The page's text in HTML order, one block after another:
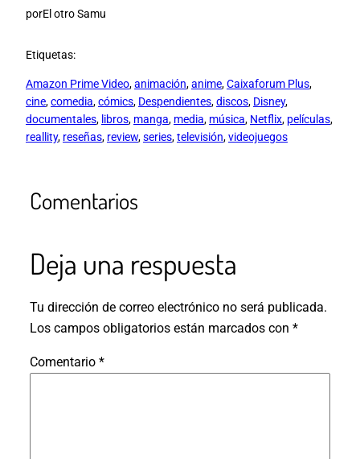
porEl otro Samu
Etiquetas:
Amazon Prime Video, animación, anime, Caixaforum Plus
cine, comedia, cómics, Despendientes, discos, Disney
documentales, libros, manga, media, música, Netflix, películas
reallity, reseñas, review, series, televisión, videojuegos
Comentarios
Deja una respuesta
Tu dirección de correo electrónico no será publicada.
Los campos obligatorios están marcados con *
Comentario *